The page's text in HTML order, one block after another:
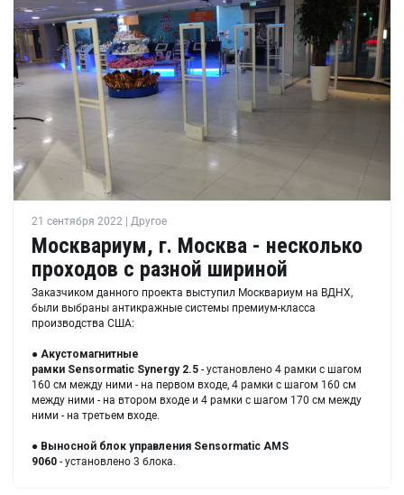
21 сентября 2022 | Другое
Москвариум, г. Москва - несколько
проходов с разной шириной
Заказчиком данного проекта выступил Москвариум на ВДНХ,
были выбраны антикражные системы премиум-класса
производства США:
● Акустомагнитные
рамки Sensormatic Synergy2.5 - установлено 4 рамки с шагом
160 см между ними - на первом входе, 4 рамки с шагом 160 см
между ними - на втором входе и 4 рамки с шагом 170 см между
ними - на третьем входе.
● Выносной блок управления Sensormatic AMS
9060 - установлено 3 блока.